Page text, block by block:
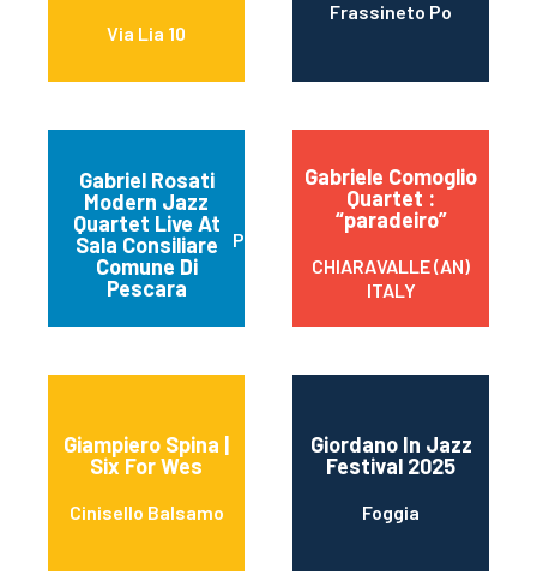
Via Lia 10
Frassineto Po
Gabriel Rosati
Modern Jazz
Quartet Live At
Sala Consiliare
Comune Di
Pescara
Pescara
Gabriele Comoglio
Quartet :
“paradeiro”
CHIARAVALLE (AN)
ITALY
Giampiero Spina |
Six For Wes
Cinisello Balsamo
Giordano In Jazz
Festival 2025
Foggia